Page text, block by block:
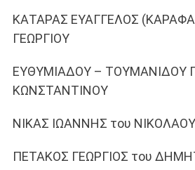
ΚΑΤΑΡΑΣ ΕΥΑΓΓΕΛΟΣ
ΓΕΩΡΓΙΟΥ
ΕΥΘΥΜΙΑΔΟΥ – ΤΟΥΜΑΝΙΔΟΥ
ΚΩΝΣΤΑΝΤΙΝΟΥ
ΝΙΚΑΣ ΙΩΑΝΝΗΣ του ΝΙΚΟΛΑΟΥ
ΠΕΤΑΚΟΣ ΓΕΩΡΓΙΟΣ του